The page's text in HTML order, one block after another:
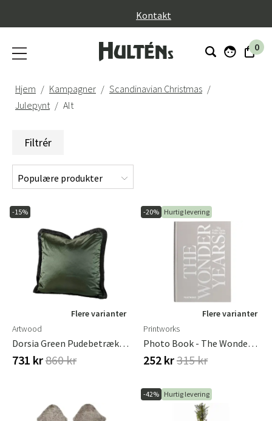
Kontakt
0
Hjem Kampagner
Scandinavian Christmas
Julepynt
Alt
Filtrér
-15%
Flere varianter
Artwood
Dorsia Green Pudebetræk Fringe 50x50 Artwood
731 kr860 kr
-20% Hurtig levering
Flere varianter
Printworks
Photo Book - The Wonder Years
252 kr315 kr
-42% Hurtig levering